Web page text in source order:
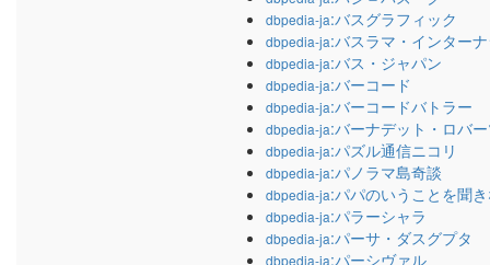
dbpedia-ja:バスグラフィック
dbpedia-ja:バスラマ・インター
dbpedia-ja:バス・ジャパン
dbpedia-ja:バーコード
dbpedia-ja:バーコードバトラー
dbpedia-ja:バーナデット・ロバ
dbpedia-ja:パズル通信ニコリ
dbpedia-ja:パノラマ島奇談
dbpedia-ja:パパのいうことを聞
dbpedia-ja:パラーシャラ
dbpedia-ja:パーサ・ダスグプタ
dbpedia-ja:パーシヴァル